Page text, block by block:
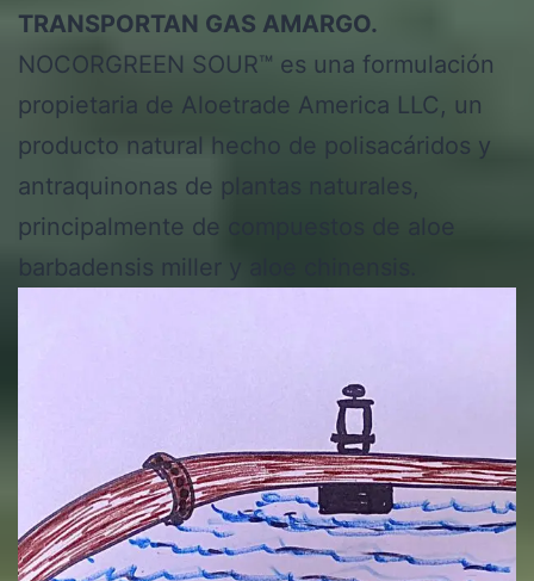
TRANSPORTAN GAS AMARGO.
NOCORGREEN SOUR™ es una formulación
propietaria de Aloetrade America LLC, un
producto natural hecho de polisacáridos y
antraquinonas de plantas naturales,
principalmente de compuestos de aloe
barbadensis miller y aloe chinensis.